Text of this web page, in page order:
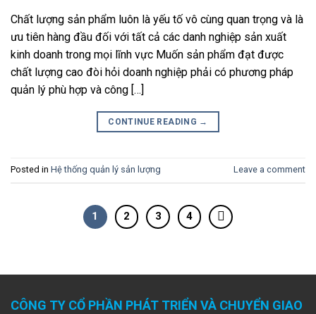
Chất lượng sản phẩm luôn là yếu tố vô cùng quan trọng và là
ưu tiên hàng đầu đối với tất cả các danh nghiệp sản xuất
kinh doanh trong mọi lĩnh vực Muốn sản phẩm đạt được
chất lượng cao đòi hỏi doanh nghiệp phải có phương pháp
quản lý phù hợp và công […]
CONTINUE READING →
Posted in Hệ thống quản lý sản lượng Leave a comment
1 2 3 4
CÔNG TY CỔ PHẦN PHÁT TRIỂN VÀ CHUYỂN GIAO